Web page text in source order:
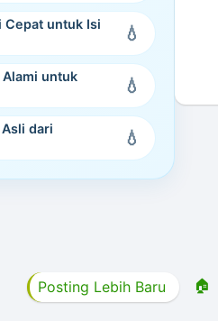
Cepat untuk Isi
untuk
dari
Posting Lebih Baru 🏠